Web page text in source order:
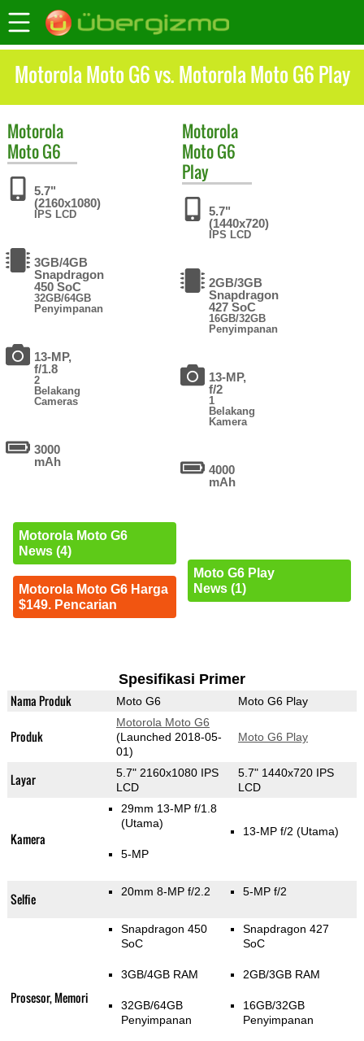
Motorola Moto G6 vs. Motorola Moto G6 Play
Motorola
Moto G6
5.7"
(2160x1080)
IPS LCD
3GB/4GB
Snapdragon
450 SoC
32GB/64GB
Penyimpanan
13-MP,
f/1.8
2
Belakang
Cameras
3000
mAh
Motorola Moto G6
News (4)
Motorola Moto G6 Harga
$149. Pencarian
Motorola
Moto G6
Play
5.7"
(1440x720)
IPS LCD
2GB/3GB
Snapdragon
427 SoC
16GB/32GB
Penyimpanan
13-MP,
f/2
1
Belakang
Kamera
4000
mAh
Moto G6 Play
News (1)
Spesifikasi Primer
Nama Produk Moto G6 Moto G6 Play
Produk
Motorola Moto G6
(Launched 2018-05-
01)
Moto G6 Play
Layar
5.7" 2160x1080 IPS
LCD
5.7" 1440x720 IPS
LCD
Kamera
29mm 13-MP f/1.8
(Utama)
5-MP
13-MP f/2 (Utama)
Selfie 20mm 8-MP f/2.2 5-MP f/2
Prosesor, Memori
Snapdragon 450
SoC
3GB/4GB RAM
32GB/64GB
Penyimpanan
Snapdragon 427
SoC
2GB/3GB RAM
16GB/32GB
Penyimpanan